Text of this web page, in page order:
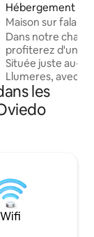
Hébergement ⋅
Maison sur falaise
Dans notre
profiterez d'une
Située juste au-
Llumeres, avec
directe sur le
intérêt et de
Principauté des
détente et d'une
avec baignoire
imprenable sur la
dans un cadre
les
Wifi